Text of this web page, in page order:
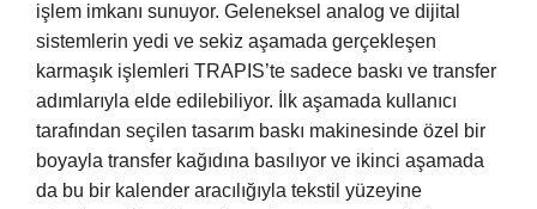
işlem imkanı sunuyor. Geleneksel analog ve dijital
sistemlerin yedi ve sekiz aşamada gerçekleşen
karmaşık işlemleri TRAPIS’te sadece baskı ve transfer
adımlarıyla elde edilebiliyor. İlk aşamada kullanıcı
tarafından seçilen tasarım baskı makinesinde özel bir
boyayla transfer kağıdına basılıyor ve ikinci aşamada
da bu bir kalender aracılığıyla tekstil yüzeyine